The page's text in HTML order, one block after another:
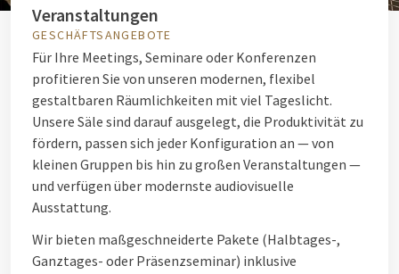
Veranstaltungen
GESCHÄFTSANGEBOTE
Für Ihre Meetings, Seminare oder Konferenzen
profitieren Sie von unseren modernen, flexibel
gestaltbaren Räumlichkeiten mit viel Tageslicht.
Unsere Säle sind darauf ausgelegt, die Produktivität zu
fördern, passen sich jeder Konfiguration an — von
kleinen Gruppen bis hin zu großen Veranstaltungen —
und verfügen über modernste audiovisuelle
Ausstattung.
Wir bieten maßgeschneiderte Pakete (Halbtages-,
Ganztages- oder Präsenzseminar) inklusive